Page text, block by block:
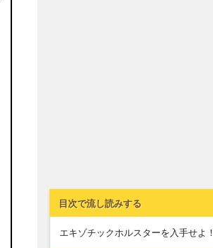
目次で流し読みする
エキゾチックホルスターを入手せよ！